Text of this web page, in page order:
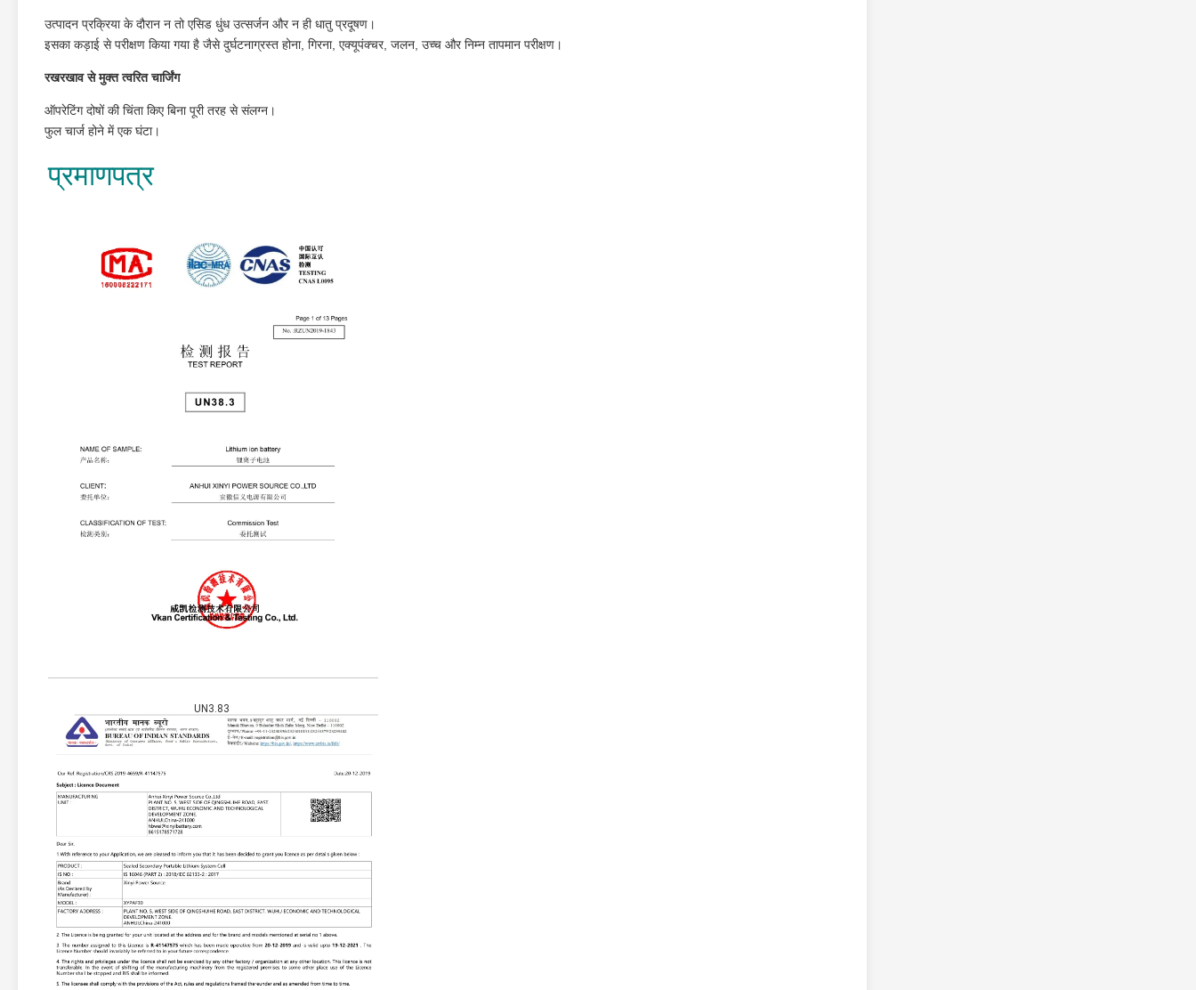
उत्पादन प्रक्रिया के दौरान न तो एसिड धुंध उत्सर्जन और न ही धातु प्रदूषण।
इसका कड़ाई से परीक्षण किया गया है जैसे दुर्घटनाग्रस्त होना, गिरना, एक्यूपंक्चर, जलन, उच्च और निम्न तापमान परीक्षण।
रखरखाव से मुक्त त्वरित चार्जिंग
ऑपरेटिंग दोषों की चिंता किए बिना पूरी तरह से संलग्न।
फुल चार्ज होने में एक घंटा।
प्रमाणपत्र
UN3.83